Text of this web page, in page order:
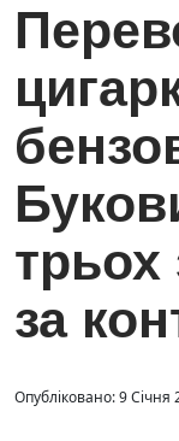
трьох
за
Опубліковано: 9 Січня